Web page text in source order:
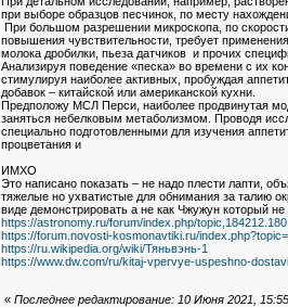
при выборе образцов песчинок, по месту
При большом разрешении микроскопа, по
повышения чувствительности, требует
молока дробилки, пьеза датчиков и прочих
Анализируя поведение «песка» во времени с их
стимулируя наиболее активных, пробуждая
добавок – китайской или американской кухни.
Предположу МСЛ Перси, наиболее продвинутая
заняться небелковым метаболизмом. Проводя
специально подготовленными для изучения
процветания и
ИМХО
Это написано показать – не надо плести лапти,
тяжелые но ухватистые для обнимания за талию
виде демонстрировать а не как Чжужун который
https://astronomy.ru/forum/index.php/
https://forum.novosti-kosmonavtiki.ru/
https://ru.wikipedia.org/wiki/Тяньвэнь-1
https://www.dw.com/ru/kitaj-vpervye-uspeshno-
« Последнее редактирование: 10 Июня 2021,